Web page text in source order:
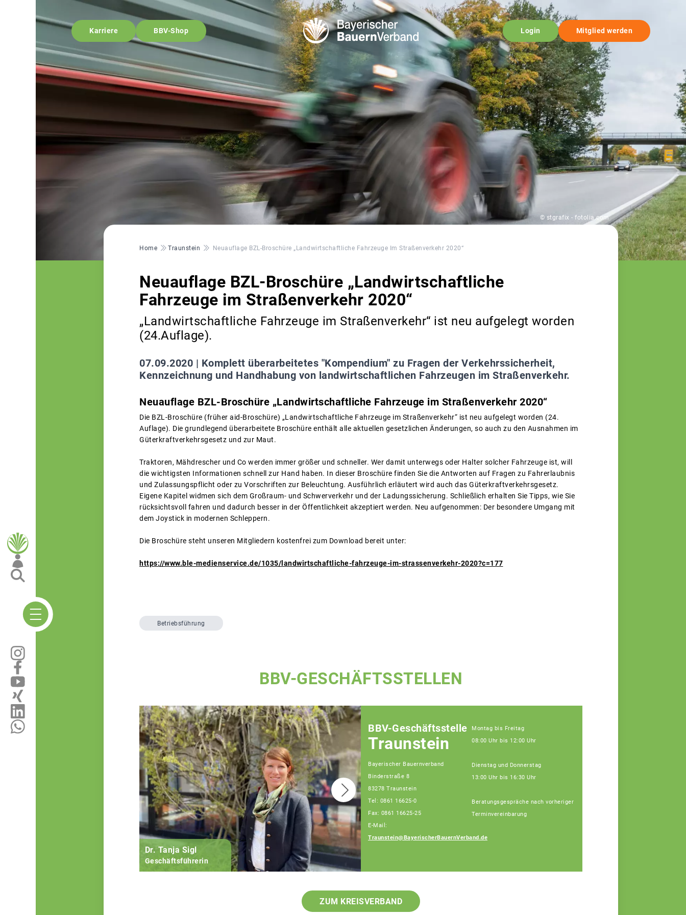
Karriere BBV-Shop Login Mitglied werden
© stgrafix - fotolia.com
Pfadnavigation
Home Traunstein Neuauflage BZL-Broschüre „Landwirtschaftliche Fahrzeuge Im Straßenverkehr 2020“
Neuauflage BZL-Broschüre „Landwirtschaftliche
Fahrzeuge im Straßenverkehr 2020“
„Landwirtschaftliche Fahrzeuge im Straßenverkehr“ ist neu aufgelegt worden
(24.Auflage).
07.09.2020 | Komplett überarbeitetes "Kompendium" zu Fragen der Verkehrssicherheit,
Kennzeichnung und Handhabung von landwirtschaftlichen Fahrzeugen im Straßenverkehr.
Neuauflage BZL-Broschüre „Landwirtschaftliche Fahrzeuge im Straßenverkehr 2020“
Die BZL-Broschüre (früher aid-Broschüre) „Landwirtschaftliche Fahrzeuge im Straßenverkehr“ ist neu aufgelegt worden (24.
Auflage). Die grundlegend überarbeitete Broschüre enthält alle aktuellen gesetzlichen Änderungen, so auch zu den Ausnahmen im
Güterkraftverkehrsgesetz und zur Maut.
Traktoren, Mähdrescher und Co werden immer größer und schneller. Wer damit unterwegs oder Halter solcher Fahrzeuge ist, will
die wichtigsten Informationen schnell zur Hand haben. In dieser Broschüre finden Sie die Antworten auf Fragen zu Fahrerlaubnis
und Zulassungspflicht oder zu Vorschriften zur Beleuchtung. Ausführlich erläutert wird auch das Güterkraftverkehrsgesetz.
Eigene Kapitel widmen sich dem Großraum- und Schwerverkehr und der Ladungssicherung. Schließlich erhalten Sie Tipps, wie Sie
rücksichtsvoll fahren und dadurch besser in der Öffentlichkeit akzeptiert werden. Neu aufgenommen: Der besondere Umgang mit
dem Joystick in modernen Schleppern.
Die Broschüre steht unseren Mitgliedern kostenfrei zum Download bereit unter:
https://www.ble-medienservice.de/1035/landwirtschaftliche-fahrzeuge-im-strassenverkehr-2020?c=177
Betriebsführung
BBV-GESCHÄFTSSTELLEN
Dr. Tanja Sigl
Geschäftsführerin
BBV-Geschäftsstelle
Traunstein
Bayerischer Bauernverband
Binderstraße 8
83278 Traunstein
Tel: 0861 16625-0
Fax: 0861 16625-25
E-Mail:
Traunstein@BayerischerBauernVerband.de
Montag bis Freitag
08:00 Uhr bis 12:00 Uhr
Dienstag und Donnerstag
13:00 Uhr bis 16:30 Uhr
Beratungsgespräche nach vorheriger
Terminvereinbarung
ZUM KREISVERBAND